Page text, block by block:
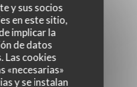
y sus socios
en este sitio,
implicar la
de datos
Las cookies
«necesarias»
y se instalan